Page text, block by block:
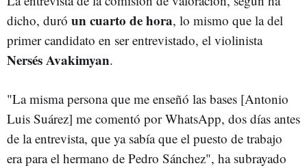
dicho, duró un cuarto de hora, lo mismo que la del
primer candidato en ser entrevistado, el violinista
Nersés Avakimyan.
"La misma persona que me enseñó las bases [Antonio
Luis Suárez] me comentó por WhatsApp, dos días antes
de la entrevista, que ya sabía que el puesto de trabajo
era para el hermano de Pedro Sánchez", ha subrayado